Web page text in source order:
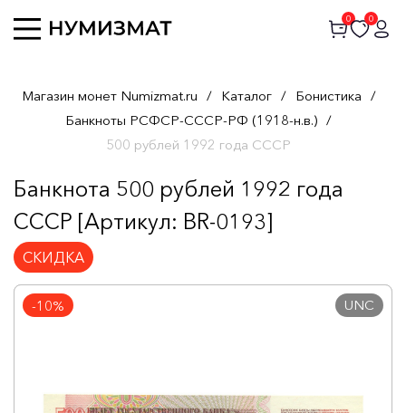
0 0
Магазин монет Numizmat.ru / Каталог / Бонистика /
Банкноты РСФСР-СССР-РФ (1918-н.в.) /
500 рублей 1992 года СССР
Банкнота 500 рублей 1992 года
СССР [Артикул: BR-0193]
СКИДКА
-10% UNC